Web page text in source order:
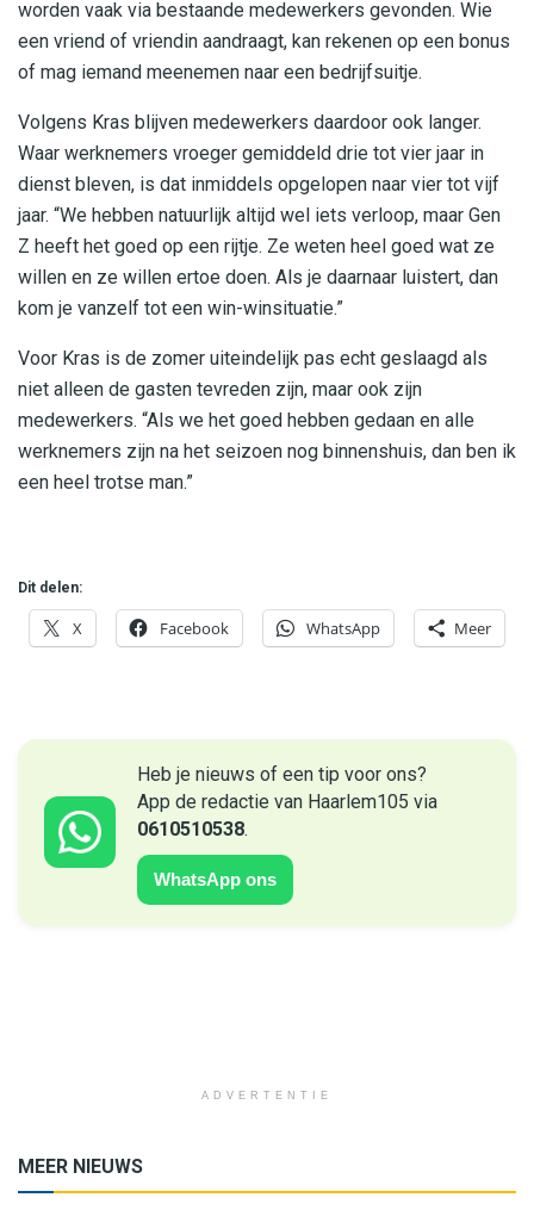
worden vaak via bestaande medewerkers gevonden. Wie
een vriend of vriendin aandraagt, kan rekenen op een bonus
of mag iemand meenemen naar een bedrijfsuitje.
Volgens Kras blijven medewerkers daardoor ook langer.
Waar werknemers vroeger gemiddeld drie tot vier jaar in
dienst bleven, is dat inmiddels opgelopen naar vier tot vijf
jaar. “We hebben natuurlijk altijd wel iets verloop, maar Gen
Z heeft het goed op een rijtje. Ze weten heel goed wat ze
willen en ze willen ertoe doen. Als je daarnaar luistert, dan
kom je vanzelf tot een win-winsituatie.”
Voor Kras is de zomer uiteindelijk pas echt geslaagd als
niet alleen de gasten tevreden zijn, maar ook zijn
medewerkers. “Als we het goed hebben gedaan en alle
werknemers zijn na het seizoen nog binnenshuis, dan ben ik
een heel trotse man.”
Dit delen:
X Facebook WhatsApp Meer
Heb je nieuws of een tip voor ons?
App de redactie van Haarlem105 via
0610510538.
WhatsApp ons
ADVERTENTIE
MEER NIEUWS